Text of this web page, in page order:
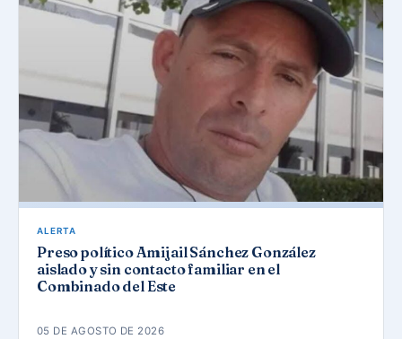
ALERTA
Preso político Amijail Sánchez González
aislado y sin contacto familiar en el
Combinado del Este
05 DE AGOSTO DE 2026